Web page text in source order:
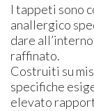
I tappeti sono
anallergico
dare
raffinato.
Costruiti su
specifiche
elevato